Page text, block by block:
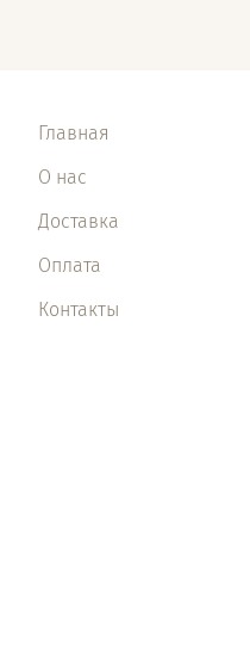
Главная
О нас
Доставка
Оплата
Контакты